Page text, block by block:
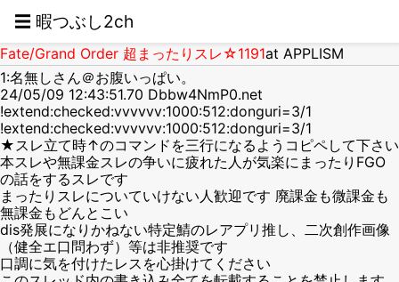
☰ 暇つぶし2ch
Fate/Grand Order 超まったりスレ☆1191at APPLISM
1:名無しさん＠お腹いっぱい。
24/05/09 12:43:51.70 Dbbw4NmP0.net
!extend:checked:vvvvvv:1000:512:donguri=3/1
!extend:checked:vvvvvv:1000:512:donguri=3/1
★スレ立て時↑のコマンドを三行になるようコピペして下さい
本スレや無課金スレの争いに疲れた人が気楽にまったりFGO
の話をするスレです
まったりスレについていけない人歓迎です 廃課金も微課金も
無課金もどんとこい
dis発展になりかねない特定鯖のレアプリ推し、二次創作画像
（健全エ口問わず）等は非推奨です
口調に気を付けたレスを心掛けてください